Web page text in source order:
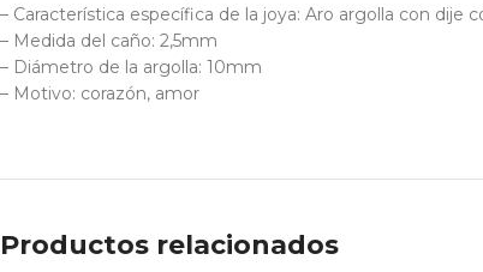
– Característica específica de la joya: Aro argolla con dije
– Medida del caño: 2,5mm
– Diámetro de la argolla: 10mm
– Motivo: corazón, amor
Productos relacionados